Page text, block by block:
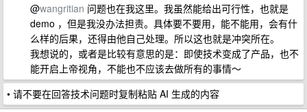
@wangritian 问题也在我这里。我虽然能给出可行性，也就是
demo ，但是我没办法担责。具体要不要用，能不能用，会有什
么样的后果，还得由他自己处理。所以这也就是冲突所在。
我想说的，或者是比较有意思的是：即使技术变成了产品，也不
能开启上帝视角，不能也不应该去做所有的事情～
• 请不要在回答技术问题时复制粘贴 AI 生成的内容